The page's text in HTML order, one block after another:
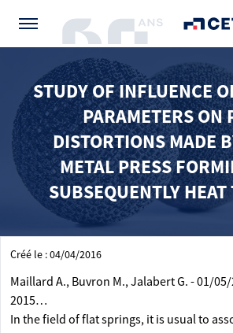
STUDY OF INFLUENCE
PARAMETERS ON
DISTORTIONS MADE
METAL PRESS
SUBSEQUENTLY HEAT
Créé le : 04/04/2016
Maillard A., Buvron M., Jalabert G. - 01/05/
2015…
In the field of flat springs, it is usual to